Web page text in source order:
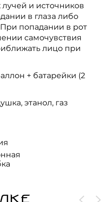
и источников
в глаза либо
попадании в рот
самочувствия
лицо при
+ батарейки (2
этанол, газ